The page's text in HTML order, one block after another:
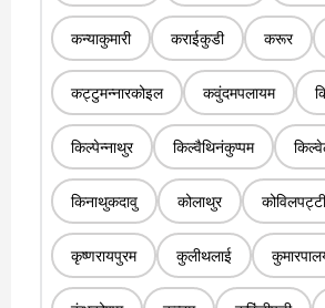
कन्याकुमारी कराईकुडी करूर
कट्टुमन्नारकोइल कवुंदमपलायम
किल्पेन्नाथुर किल्वैथिनंकुप्पम
किनाथुकदावु कोलाथुर कोविलपट्टी
कृष्णरायपुरम कुलीथलाई